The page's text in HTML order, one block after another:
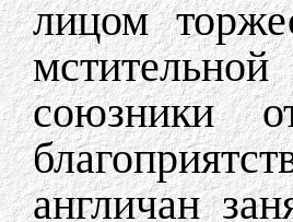
лицом
союзники
англичан